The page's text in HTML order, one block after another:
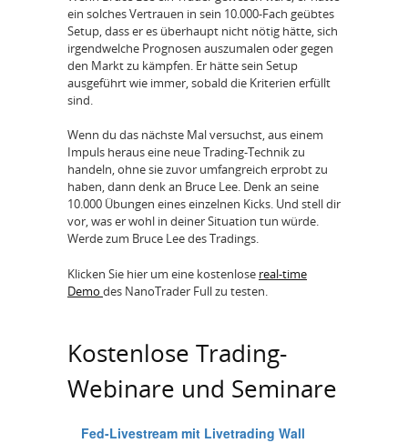
ein solches Vertrauen in sein 10.000-Fach geübtes
Setup, dass er es überhaupt nicht nötig hätte, sich
irgendwelche Prognosen auszumalen oder gegen
den Markt zu kämpfen. Er hätte sein Setup
ausgeführt wie immer, sobald die Kriterien erfüllt
sind.
Wenn du das nächste Mal versuchst, aus einem
Impuls heraus eine neue Trading-Technik zu
handeln, ohne sie zuvor umfangreich erprobt zu
haben, dann denk an Bruce Lee. Denk an seine
10.000 Übungen eines einzelnen Kicks. Und stell dir
vor, was er wohl in deiner Situation tun würde.
Werde zum Bruce Lee des Tradings.
Klicken Sie hier um eine kostenlose real-time
Demo des NanoTrader Full zu testen.
Kostenlose Trading-
Webinare und Seminare